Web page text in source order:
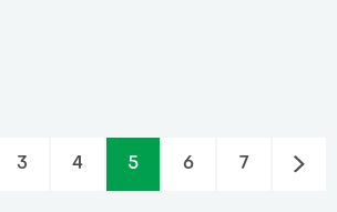
3 4 5 6 7